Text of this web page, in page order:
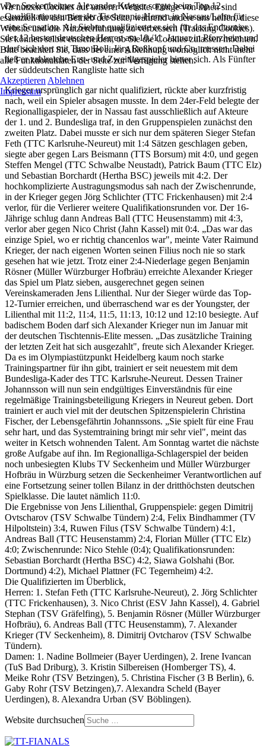
Der Seckenheimer Alexander Krieger sorgte beim Top 12-
Qualifikationsturnier der Tischtennis-Herren in Nassau/Lahn für
eine Sensation. Als Siebter qualifizierte er sich für das Endturnier
der 12 besten deutschen Herren am 10./11. Januar in Pforzheim und
darf sich dort mit Timo Boll, Jörg Roßkopf und Co. messen. Dabei
ließ er zahlreiche Erst- und Zweitligaspieler hinter sich. Als Fünfter
der süddeutschen Rangliste hatte sich
Krieger ursprünglich gar nicht qualifiziert, rückte aber kurzfristig
nach, weil ein Spieler absagen musste. In dem 24er-Feld belegte der
Regionalligaspieler, der in Nassau fast ausschließlich auf Akteure
der 1. und 2. Bundesliga traf, in den Gruppenspielen zunächst den
zweiten Platz. Dabei musste er sich nur dem späteren Sieger Stefan
Feth (TTC Karlsruhe-Neureut) mit 1:4 Sätzen geschlagen geben,
siegte aber gegen Lars Beismann (TTS Borsum) mit 4:0, und gegen
Steffen Mengel (TTC Schwalbe Neustadt), Patrick Baum (TTC Elz)
und Sebastian Borchardt (Hertha BSC) jeweils mit 4:2. Der
hochkomplizierte Austragungsmodus sah nach der Zwischenrunde,
in der Krieger gegen Jörg Schlichter (TTC Frickenhausen) mit 2:4
verlor, für die Verlierer weitere Qualifikationsrunden vor. Der 16-
Jährige schlug dann Andreas Ball (TTC Heusenstamm) mit 4:3,
verlor aber gegen Nico Christ (Jahn Kassel) mit 0:4. „Das war das
einzige Spiel, wo er richtig chancenlos war", meinte Vater Raimund
Krieger, der nach eigenen Worten seinen Filius noch nie so stark
gesehen hat wie jetzt. Trotz einer 2:4-Niederlage gegen Benjamin
Rösner (Müller Würzburger Hofbräu) erreichte Alexander Krieger
das Spiel um Platz sieben, ausgerechnet gegen seinen
Vereinskameraden Jens Lilienthal. Nur der Sieger würde das Top-
12-Turnier erreichen, und überraschend war es der Youngster, der
Lilienthal mit 11:2, 11:4, 11:5, 11:13, 10:12 und 12:10 besiegte. Auf
badischem Boden darf sich Alexander Krieger nun im Januar mit
der deutschen Tischtennis-Elite messen. „Das zusätzliche Training
der letzten Zeit hat sich ausgezahlt", freute sich Alexander Krieger.
Da es im Olympiastützpunkt Heidelberg kaum noch starke
Trainingspartner für ihn gibt, trainiert er seit neuestem mit dem
Bundesliga-Kader des TTC Karlsruhe-Neureut. Dessen Trainer
Johannsson will nun sein endgültiges Einverständnis für eine
regelmäßige Trainingsbeteiligung Kriegers in Neureut geben. Dort
trainiert er auch viel mit der deutschen Spitzenspielerin Christina
Fischer, der Lebensgefährtin Johannssons. „Sie spielt für eine Frau
sehr hart, und das Systemtraining bringt mir sehr viel", meint das
weiter in Ketsch wohnenden Talent. Am Sonntag wartet die nächste
große Aufgabe auf ihn. Im Regionalliga-Schlagerspiel der beiden
noch unbesiegten Klubs TV Seckenheim und Müller Würzburger
Hofbräu in Würzburg setzen die Seckenheimer Verantwortlichen auf
eine Fortsetzung seiner tollen Bilanz in der dritthöchsten deutschen
Spielklasse. Die lautet nämlich 11:0.
Die Ergebnisse von Jens Lilienthal, Gruppenspiele: gegen Dimitrij
Ovtscharov (TSV Schwalbe Tündern) 2:4, Felix Bindhammer (TV
Hilpoltstein) 3:4, Ruwen Filus (TSV Schwalbe Tündern) 4:1,
Andreas Ball (TTC Heusenstamm) 2:4, Florian Müller (TTC Elz)
4:0; Zwischenrunde: Nico Stehle (0:4); Qualifikationsrunden:
Sebastian Borchardt (Hertha BSC) 4:2, Siawa Golshahi (Bor.
Dortmund) 4:2), Michael Plattner (FC Tegernheim) 4:2.
Die Qualifizierten im Überblick,
Herren: 1. Stefan Feth (TTC Karlsruhe-Neureut), 2. Jörg Schlichter
(TTC Frickenhausen), 3. Nico Christ (ESV Jahn Kassel), 4. Gabriel
Stephan (TSV Gräfelfing), 5. Benjamin Rösner (Müller Würzburger
Hofbräu), 6. Andreas Ball (TTC Heusenstamm), 7. Alexander
Krieger (TV Seckenheim), 8. Dimitrij Ovtcharov (TSV Schwalbe
Tündern).
Damen: 1. Nadine Bollmeier (Bayer Uerdingen), 2. Irene Ivancan
(TuS Bad Driburg), 3. Kristin Silbereisen (Homberger TS), 4.
Meike Rohr (TSV Betzingen), 5. Christina Fischer (3 B Berlin), 6.
Gaby Rohr (TSV Betzingen),7. Alexandra Scheld (Bayer
Uerdingen), 8. Alexandra Urban (SV Böblingen).
Website durchsuchen
Wir nutzen Cookies auf unserer Website. Einige von ihnen sind
essenziell für den Betrieb der Seite, während andere uns helfen, diese
Website und die Nutzererfahrung zu verbessern (Tracking Cookies).
Sie können selbst entscheiden, ob Sie die Cookies zulassen möchten.
Bitte beachten Sie, dass bei einer Ablehnung womöglich nicht mehr
alle Funktionalitäten der Seite zur Verfügung stehen.
Akzeptieren Ablehnen
Impressum